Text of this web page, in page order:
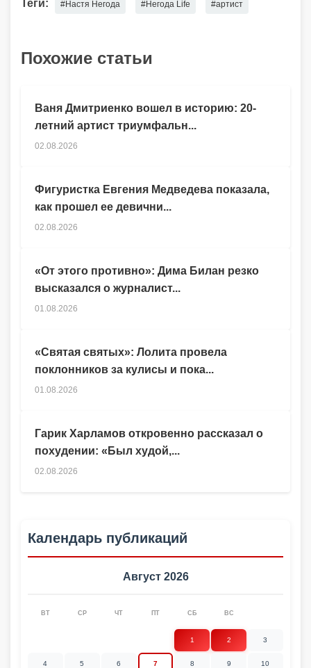
Теги: #Настя Негода #Негода Life #артист
Похожие статьи
Гарик Харламов откровенно рассказал о
похудении: «Был худой,...
02.08.2026
Ваня Дмитриенко вошел в историю: 20-
летний артист триумфальн...
02.08.2026
Фигуристка Евгения Медведева показала,
как прошел ее девични...
02.08.2026
«От этого противно»: Дима Билан резко
высказался о журналист...
01.08.2026
«Святая святых»: Лолита провела
поклонников за кулисы и пока...
01.08.2026
Календарь публикаций
Август 2026
ВТ СР ЧТ ПТ СБ ВС
1 2 3
4 5 6 7 8 9 10